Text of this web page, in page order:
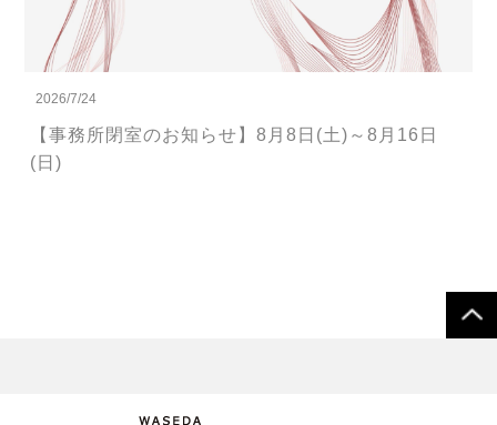
2026/7/24
【事務所閉室のお知らせ】8月8日(土)～8月16日
(日)